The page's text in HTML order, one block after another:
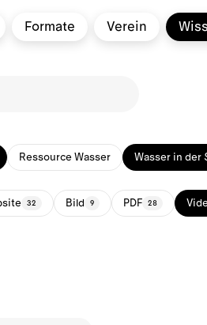
Formate Verein
Ressource Wasser Wasser in der
32 Bild 9 PDF 28